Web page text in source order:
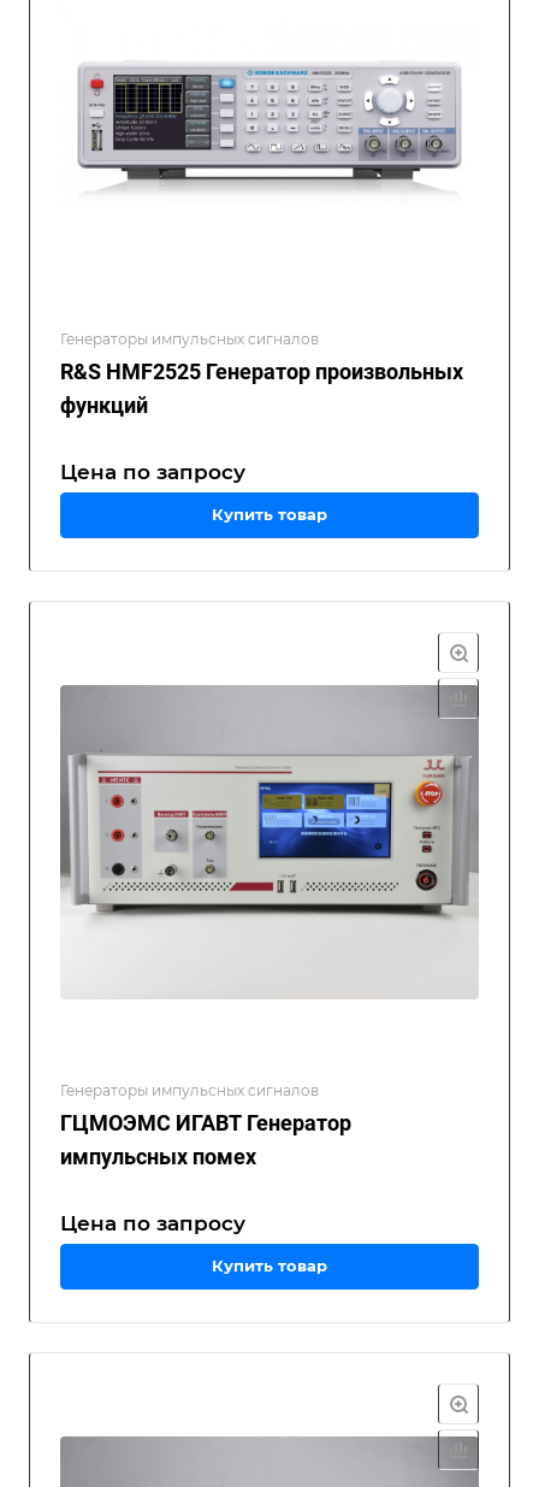
Генераторы импульсных сигналов
R&S HMF2525 Генератор произвольных
функций
Цена по запросу
Купить товар
Генераторы импульсных сигналов
ГЦМОЭМС ИГАВТ Генератор
импульсных помех
Цена по запросу
Купить товар